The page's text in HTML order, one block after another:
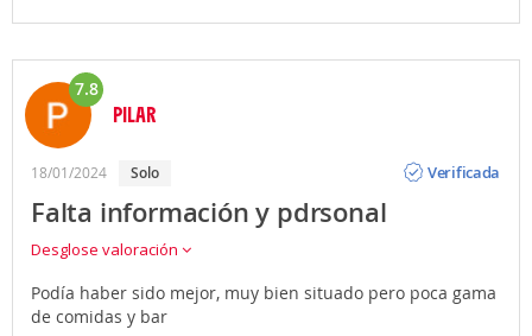
7.8
PILAR
18/01/2024 solo
Verificada
Falta información y pdrsonal
Desglose valoración
Podía haber sido mejor, muy bien situado pero poca gama
de comidas y bar